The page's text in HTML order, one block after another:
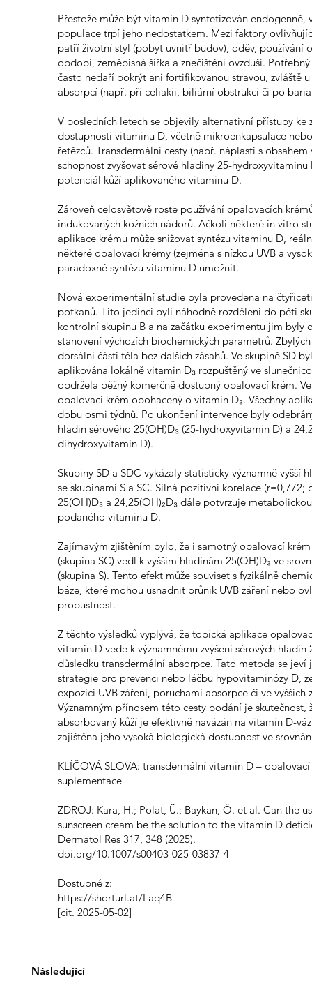
Přestože může být vitamin D syntetizován endogenně,
populace trpí jeho nedostatkem. Mezi faktory
patří životní styl (pobyt uvnitř budov), oděv, používání
období, zeměpisná šířka a znečištění ovzduší.
často nedaří pokrýt ani fortifikovanou stravou, zvláště
absorpcí (např. při celiakii, biliární obstrukci či po
V posledních letech se objevily alternativní přístupy ke
dostupnosti vitaminu D, včetně mikroenkapsulace
řetězců. Transdermální cesty (např. náplasti s
schopnost zvyšovat sérové hladiny 25-hydroxyvitaminu
potenciál kůží aplikovaného vitaminu D.
Zároveň celosvětově roste používání opalovacích
indukovaných kožních nádorů. Ačkoli některé in vitro
aplikace krému může snižovat syntézu vitaminu D,
některé opalovací krémy (zejména s nízkou UVB a
paradoxně syntézu vitaminu D umožnit.
Nová experimentální studie byla provedena na
potkanů. Tito jedinci byli náhodně rozděleni do pěti
kontrolní skupinu B a na začátku experimentu jim byly
stanovení výchozích biochemických parametrů.
dorsální části těla bez dalších zásahů. Ve skupině SD
aplikována lokálně vitamin D₃ rozpuštěný ve
obdržela běžný komerčně dostupný opalovací krém.
opalovací krém obohacený o vitamin D₃. Všechny
dobu osmi týdnů. Po ukončení intervence byly
hladin sérového 25(OH)D₃ (25-hydroxyvitamin D) a
dihydroxyvitamin D).
Skupiny SD a SDC vykázaly statisticky významně vyšší
se skupinami S a SC. Silná pozitivní korelace
25(OH)D₃ a 24,25(OH)₂D₃ dále potvrzuje
podaného vitaminu D.
Zajímavým zjištěním bylo, že i samotný opalovací
(skupina SC) vedl k vyšším hladinám 25(OH)D₃ ve
(skupina S). Tento efekt může souviset s fyzikálně
báze, které mohou usnadnit průnik UVB záření nebo
propustnost.
Z těchto výsledků vyplývá, že topická aplikace
vitamin D vede k významnému zvýšení sérových
důsledku transdermální absorpce. Tato metoda se
strategie pro prevenci nebo léčbu hypovitaminózy D,
expozicí UVB záření, poruchami absorpce či ve vyšších
Významným přínosem této cesty podání je skutečnost,
absorbovaný kůží je efektivně navázán na vitamin D-
zajištěna jeho vysoká biologická dostupnost ve
KLÍČOVÁ SLOVA: transdermální vitamin D –
suplementace
ZDROJ: Kara, H.; Polat, Ü.; Baykan, Ö. et al. Can the
sunscreen cream be the solution to the vitamin D
Dermatol Res 317, 348 (2025).
doi.org/10.1007/s00403-025-03837-4
Dostupné z:
https://shorturl.at/Laq4B
[cit. 2025-05-02]
Následující